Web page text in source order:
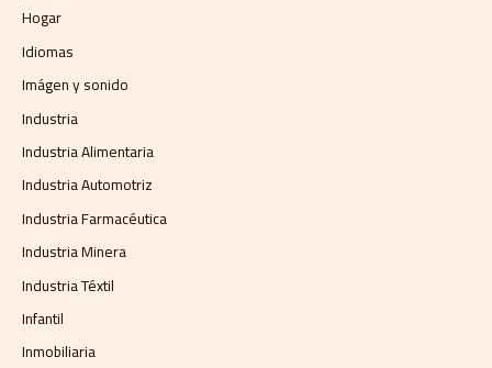
Hogar
Idiomas
Imágen y sonido
Industria
Industria Alimentaria
Industria Automotriz
Industria Farmacéutica
Industria Minera
Industria Téxtil
Infantil
Inmobiliaria